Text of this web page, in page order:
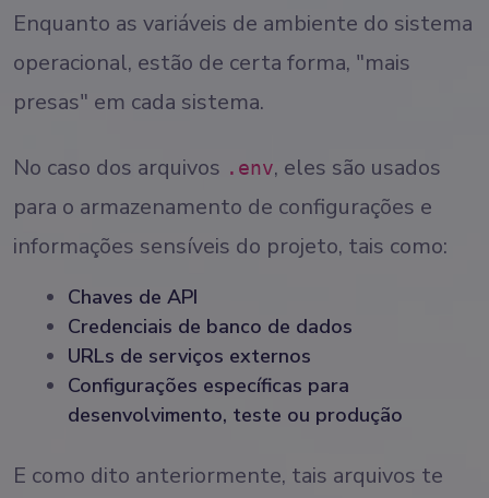
Enquanto as variáveis de ambiente do sistema
operacional, estão de certa forma, "mais
presas" em cada sistema.
No caso dos arquivos .env, eles são usados
para o armazenamento de configurações e
informações sensíveis do projeto, tais como:
Chaves de API
Credenciais de banco de dados
URLs de serviços externos
Configurações específicas para
desenvolvimento, teste ou produção
E como dito anteriormente, tais arquivos te